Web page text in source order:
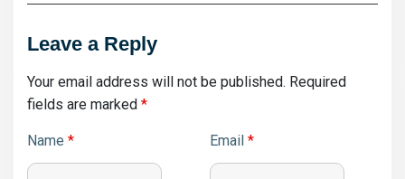
Leave a Reply
Your email address will not be published. Required
fields are marked *
Name * Email *